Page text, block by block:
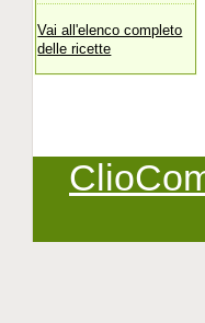
Vai all'elenco completo
delle ricette